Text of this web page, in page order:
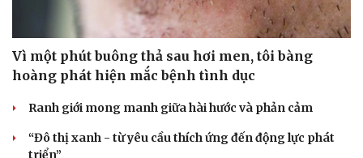
Vì một phút buông thả sau hơi men, tôi bàng
hoàng phát hiện mắc bệnh tình dục
Ranh giới mong manh giữa hài hước và phản cảm
“Đô thị xanh - từ yêu cầu thích ứng đến động lực phát
triển”